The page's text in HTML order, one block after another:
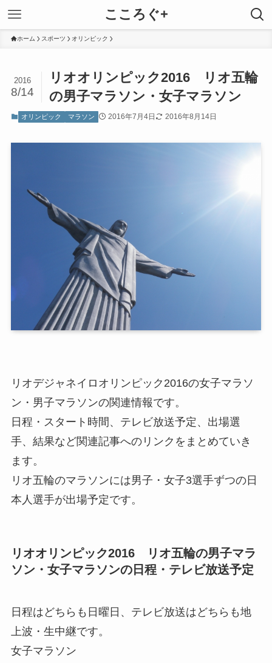
こころぐ+
ホーム スポーツ オリンピック
リオオリンピック2016 リオ五輪
の男子マラソン・女子マラソン
2016
8/14
オリンピック マラソン 2016年7月4日 2016年8月14日
リオデジャネイロオリンピック2016の女子マラソ
ン・男子マラソンの関連情報です。
日程・スタート時間、テレビ放送予定、出場選
手、結果など関連記事へのリンクをまとめていき
ます。
リオ五輪のマラソンには男子・女子3選手ずつの日
本人選手が出場予定です。
リオオリンピック2016 リオ五輪の男子マラ
ソン・女子マラソンの日程・テレビ放送予定
日程はどちらも日曜日、テレビ放送はどちらも地
上波・生中継です。
女子マラソン